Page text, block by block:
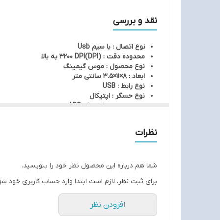
نقد و بررسی
نوع اتصال : با سیم Usb
محدوده دقت : (DPI)3200 DPI به بالا
نوع محصول : موس گیمینگ
ابعاد : 8×11×3.5 سانتی متر
نوع رابط : USB
نوع حسگر : اپتيکال
جنس بدنه : پلاستیک ABS
اتصال Plug and Play
مقاوم در برابر کشش و پارگی
میزان ضربه پذیری : 3 میلیون بار کلیک
نظرات
شما هم درباره این محصول نظر خود را بنویسید.
برای ثبت نظر، لازم است ابتدا وارد حساب کاربری خود
افزودن نظر